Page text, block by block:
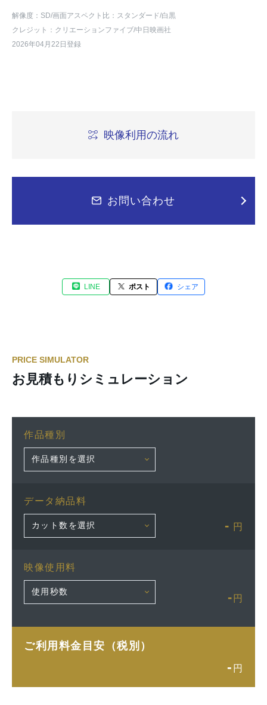
解像度：SD/画面アスペクト比：スタンダード/白黒
クレジット：クリエーションファイブ/中日映画社
2026年04月22日登録
映像利用の流れ
お問い合わせ
LINE ポスト シェア
PRICE SIMULATOR
お見積もりシミュレーション
作品種別
データ納品料
- 円
映像使用料
- 円
ご利用料金目安（税別）
- 円